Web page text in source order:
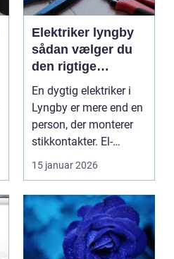
Elektriker lyngby
sådan vælger du
den rigtige
fagmand
En dygtig elektriker i
Lyngby er mere end en
person, der monterer
stikkontakter. El-
installationer e...
15 januar 2026